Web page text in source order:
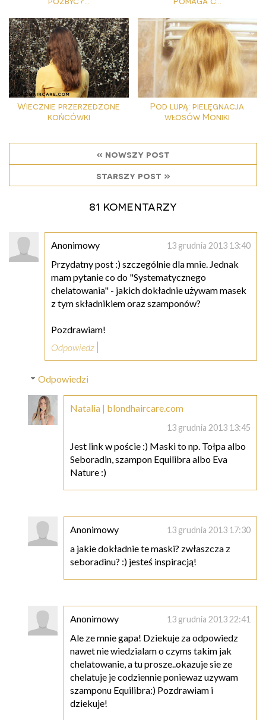
Wiecznie przerzedzone
końcówki
Pod lupą: pielęgnacja
włosów Moniki
« nowszy post
starszy post »
81 komentarzy
Anonimowy 13 grudnia 2013 13:40
Przydatny post :) szczególnie dla mnie. Jednak
mam pytanie co do "Systematycznego
chelatowania" - jakich dokładnie używam masek
z tym składnikiem oraz szamponów?
Pozdrawiam!
Odpowiedz
Odpowiedzi
Natalia | blondhaircare.com
13 grudnia 2013 13:45
Jest link w poście :) Maski to np. Tołpa albo
Seboradin, szampon Equilibra albo Eva
Nature :)
Anonimowy 13 grudnia 2013 17:30
a jakie dokładnie te maski? zwłaszcza z
seboradinu? :) jesteś inspiracją!
Anonimowy 13 grudnia 2013 22:41
Ale ze mnie gapa! Dziekuje za odpowiedz
nawet nie wiedzialam o czyms takim jak
chelatowanie, a tu prosze..okazuje sie ze
chelatuje je codziennie poniewaz uzywam
szamponu Equilibra:) Pozdrawiam i
dziekuje!